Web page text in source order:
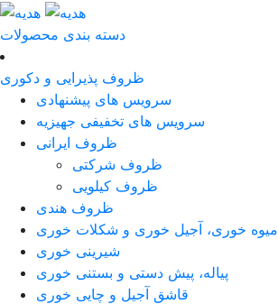
دسته بندی محصولات
ظروف پذیرایی و دکوری
سرویس های پیشنهادی
سرویس های تخفیفی جهیزیه
ظروف ایرانی
ظروف شرکتی
ظروف کیلویی
ظروف هندی
میوه خوری، آجیل خوری و شکلات خوری
شیرینی خوری
پیاله، پیش دستی و بستنی خوری
قاشق آجیل و چایی خوری